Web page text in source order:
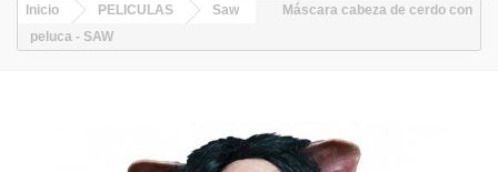
Inicio PELICULAS Saw
Máscara cabeza de cerdo con
peluca - SAW